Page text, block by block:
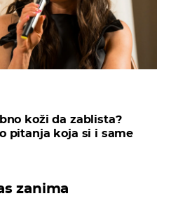
koži da zablista?
pitanja koja si i same
zanima